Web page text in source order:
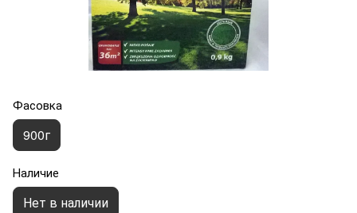
Фасовка
900г
Наличие
Нет в наличии